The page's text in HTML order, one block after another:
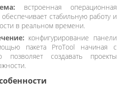
встроенная операционная
стабильную работу и
в реальном времени.
конфигурирование панели
пакета ProTool начиная с
позволяет создавать проекты